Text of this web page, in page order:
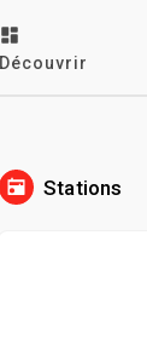
Découvrir
Stations